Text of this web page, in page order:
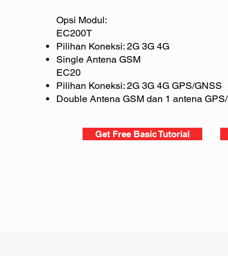
Opsi Modul:
EC200T
Pilihan Koneksi: 2G 3G 4G
Single Antena GSM
EC20
Pilihan Koneksi: 2G 3G 4G GPS/GNSS
Double Antena GSM dan 1 antena
Get Free Basic Tutorial